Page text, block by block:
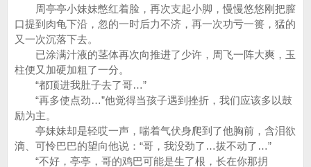
周亭亭小妹妹憋红着脸，再次支起小脚，慢慢悠悠刚把膣
口提到肉龟下沿，忽的一时后力不济，再一次功亏一篑，猛的
又一次沉落下去。
已涂满汁液的茎体再次向推进了少许，周飞一阵大爽，玉
柱便又加硬加粗了一分。
“都顶进我肚子去了哥…”
“再多使点劲…”他觉得当孩子遇到挫折，我们应该多以鼓
励为主。
亭妹妹却是轻哎一声，喘着气伏身爬到了他胸前，含泪欲
滴、可怜巴巴的望向他说：“哥，我没劲了…拔不动了…”
“不好，亭亭，哥的鸡巴可能是生了根，长在你那抈